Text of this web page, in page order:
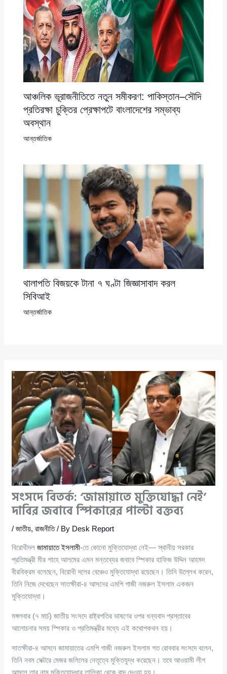
আঞ্চলিক ভূরাজনীতিতে নতুন সমীকরণ: পাকিস্তান–সৌদি
প্রতিরক্ষা চুক্তির প্রেক্ষাপটে বাংলাদেশের সম্ভাব্য
অবস্থান
আন্তর্জাতিক
থালাপতি বিজয়কে টানা ৭ ঘণ্টা জিজ্ঞাসাবাদ করল
সিবিআই
আন্তর্জাতিক
সংসদে বিতর্ক: ‘জামায়াতে মুক্তিযোদ্ধা নেই’
দাবির জবাবে স্পিকারের পাল্টা বক্তব্য
/জাতীয়,রাজনীতি/ By Desk Report
বিরোধীদলজামায়াতে ইসলামী-তে কোনো মুক্তিযোদ্ধা নেই— স্থানীয় সরকার
প্রতিমন্ত্রী মীর শাহে আলমের এমন মন্তব্যের জবাবে স্পিকার হাফিজ উদ্দিন আহমদ
বীরবিক্রম বলেছেন, বিরোধী দলের বেঞ্চেও মুক্তিযোদ্ধা রয়েছেন। তিনি উল্লেখ করেন,
তিনি নিজে দেখেছেন সাতক্ষীরা-৪ আসনের এমপি গাজী নজরুল ইসলাম একজন
মুক্তিযোদ্ধা।
মঙ্গলবার (৭ মার্চ) জাতীয় সংসদে রাষ্ট্রপতির ভাষণের ওপর ধন্যবাদ প্রস্তাবের
আলোচনার সময় স্পিকার ও প্রতিমন্ত্রীর মধ্যে এই কথোপকথন হয়।
সাতক্ষীরা-৪ আসনে জামায়াতের এমপি গাজী নজরুল ইসলাম গত রোববার সংসদে বলেন,
তিনি নবম সেক্টরে মেজর জ‌লিলের নেতৃত্বে মুক্তিযুদ্ধ করেছেন। তবে আওয়ামী লীগ